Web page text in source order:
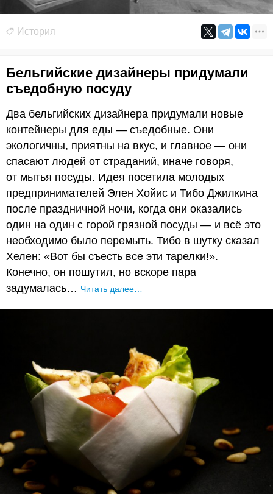
История
Бельгийские дизайнеры придумали
съедобную посуду
Два бельгийских дизайнера придумали новые
контейнеры для еды — съедобные. Они
экологичны, приятны на вкус, и главное — они
спасают людей от страданий, иначе говоря,
от мытья посуды. Идея посетила молодых
предпринимателей Элен Хойис и Тибо Джилкина
после праздничной ночи, когда они оказались
один на один с горой грязной посуды — и всё это
необходимо было перемыть. Тибо в шутку сказал
Хелен: «Вот бы съесть все эти тарелки!».
Конечно, он пошутил, но вскоре пара
задумалась… Читать далее…